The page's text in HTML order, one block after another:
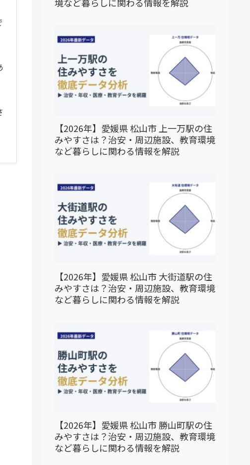
境など暮らしに関わる情報を解説
【2026年】愛媛県 松山市 上一万駅の住
みやすさは？治安・周辺施設、教育環境
など暮らしに関わる情報を解説
【2026年】愛媛県 松山市 大街道駅の住
みやすさは？治安・周辺施設、教育環境
など暮らしに関わる情報を解説
【2026年】愛媛県 松山市 勝山町駅の住
みやすさは？治安・周辺施設、教育環境
など暮らしに関わる情報を解説